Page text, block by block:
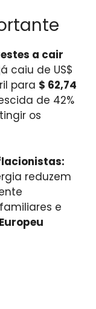
a cair
caiu de US$
para $ 62,74
de 42%
os
reduzem
e